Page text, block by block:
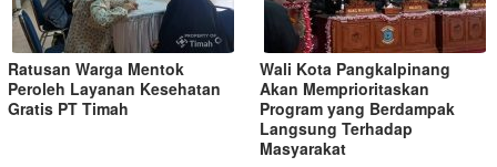
Ratusan Warga Mentok
Peroleh Layanan Kesehatan
Gratis PT Timah
Wali Kota Pangkalpinang
Akan Memprioritaskan
Program yang Berdampak
Langsung Terhadap
Masyarakat